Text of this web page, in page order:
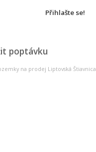
Přihlašte se!
poptávku
na prodej Liptovská Štiavnica